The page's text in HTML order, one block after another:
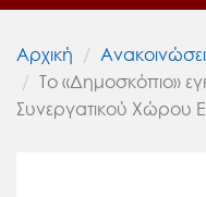
Αρχική
Το «Δημοσκόπιο»
Συνεργατικού Χώρου